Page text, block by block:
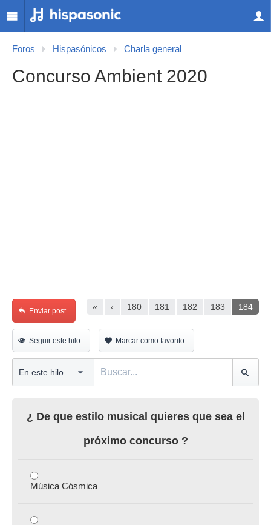
Foros Hispasónicos Charla general
Concurso Ambient 2020
« ‹ 180 181 182 183 184
Enviar post
Seguir este hilo Marcar como favorito
¿ De que estilo musical quieres que sea el
próximo concurso ?
Música Cósmica